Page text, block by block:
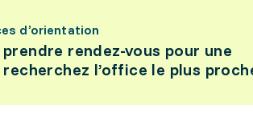
d’orientation
rendez-vous pour une
l’office le plus